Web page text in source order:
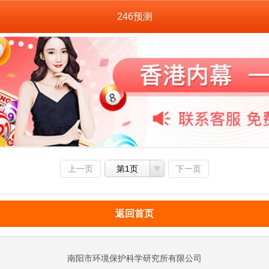
246预测
上一页 第1页 下一页
返回首页
南阳市环境保护科学研究所有限公司